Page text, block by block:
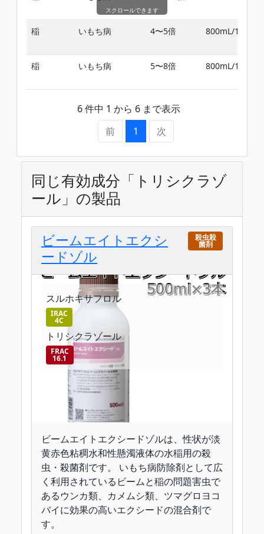
稲
いもち病 4〜5倍 800mL/10a
稲
いもち病 5〜8倍 800mL/10a
6 件中 1 から 6 まで表示
前
1 次
スクロールできます
同じ有効成分「トリシクラゾ
ール」の製品
ビームエイトエクシ
ードゾル
殺虫殺
菌剤
スルホキサフロル
IRAC
4C
トリシクラゾール
FRAC
16.1
ビームエイトエクシードゾルは、性状が淡
黄赤色粘稠水和性懸濁液体の水稲用の殺
虫・殺菌剤です。 いもち病防除剤として広
く利用されているビームと稲の問題害虫で
あるウンカ類、カメムシ類、ツマグロヨコ
バイに効果の高いエクシードの混合剤で
す。